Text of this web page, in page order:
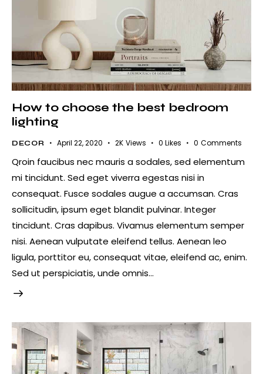
How to choose the best bedroom
lighting
DECOR April 22, 2020 2K Views 0 Likes 0 Comments
Qroin faucibus nec mauris a sodales, sed elementum
mi tincidunt. Sed eget viverra egestas nisi in
consequat. Fusce sodales augue a accumsan. Cras
sollicitudin, ipsum eget blandit pulvinar. Integer
tincidunt. Cras dapibus. Vivamus elementum semper
nisi. Aenean vulputate eleifend tellus. Aenean leo
ligula, porttitor eu, consequat vitae, eleifend ac, enim.
Sed ut perspiciatis, unde omnis…